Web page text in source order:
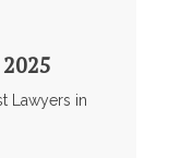
Lawyers in